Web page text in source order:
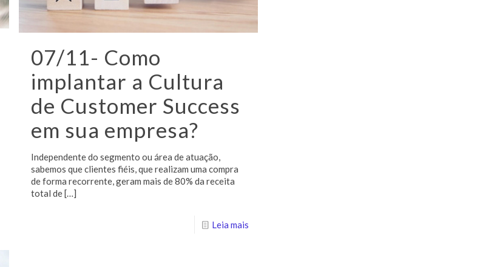
07/11- Como
implantar a Cultura
de Customer Success
em sua empresa?
Independente do segmento ou área de atuação,
sabemos que clientes fiéis, que realizam uma compra
de forma recorrente, geram mais de 80% da receita
total de[…]
Leia mais